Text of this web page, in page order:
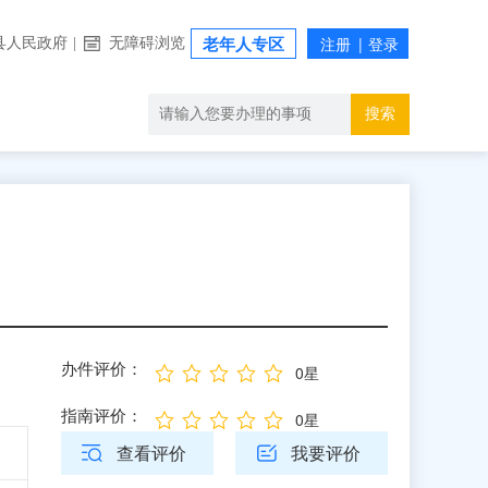
人民政府 无障碍浏览 老年人专区
搜索
办件评价： 0星
指南评价： 0星
查看评价 我要评价